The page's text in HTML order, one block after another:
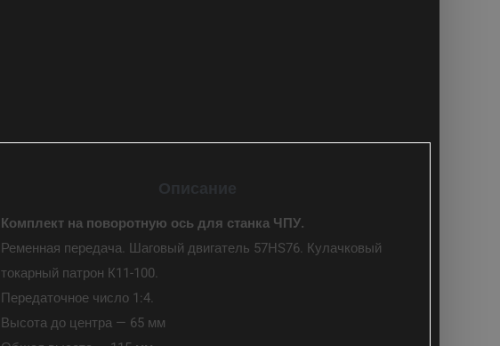
Описание
Комплект на поворотную ось для станка ЧПУ.
Ременная передача. Шаговый двигатель 57HS76. Кулачковый
токарный патрон К11-100.
Передаточное число 1:4.
Высота до центра — 65 мм